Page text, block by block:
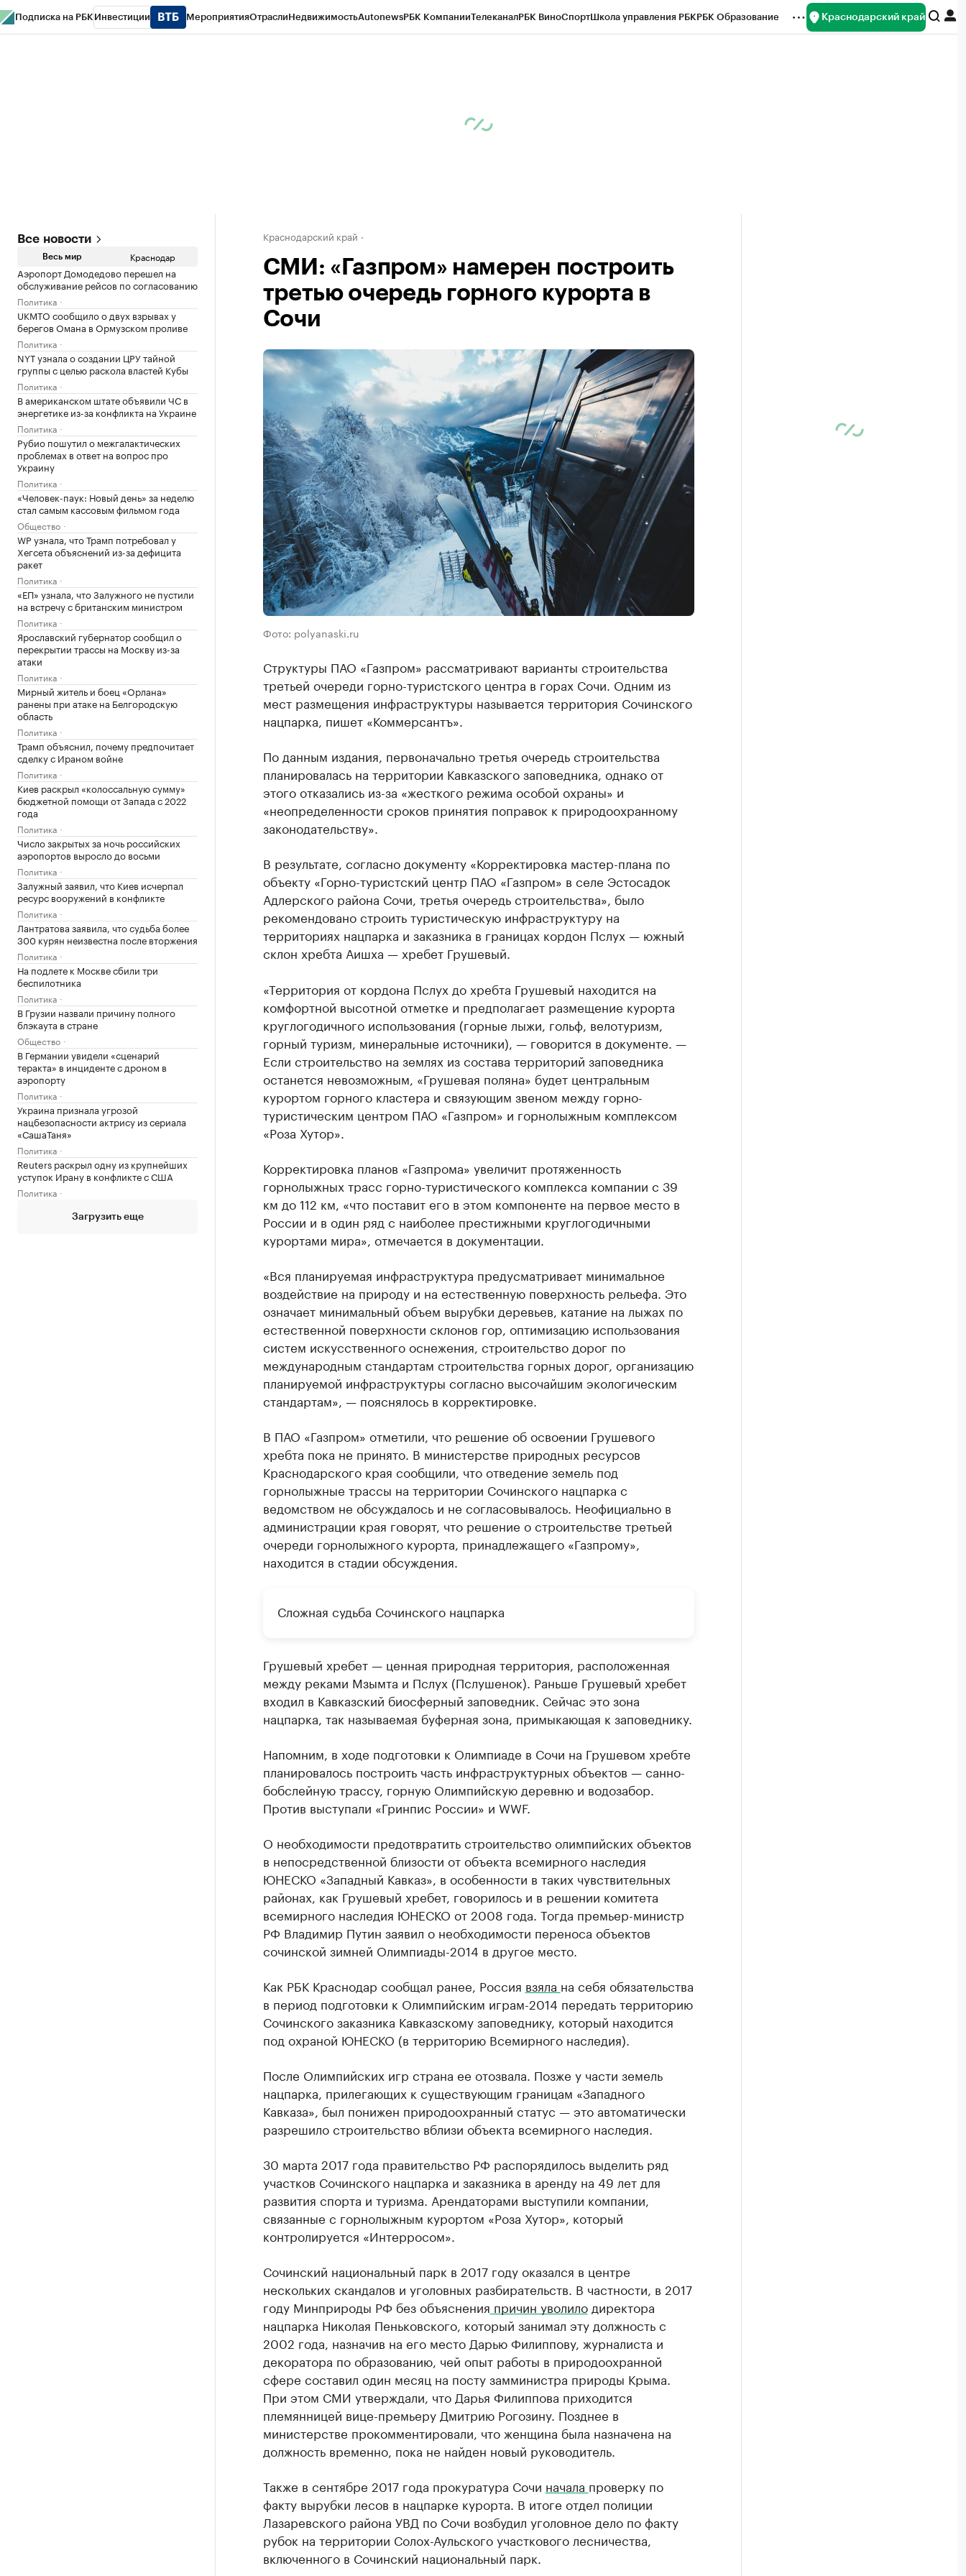
Подписка на РБК Инвестиции МероприятияОтраслиНедвижимостьAutonewsРБК КомпанииТелеканалРБК ВиноСпортШкола управления РБКРБК Образование Краснодарский край
Все новости
Весь мир Краснодар
Аэропорт Домодедово перешел на
обслуживание рейсов по согласованию
Политика
UKMTO сообщило о двух взрывах у
берегов Омана в Ормузском проливе
Политика
NYT узнала о создании ЦРУ тайной
группы с целью раскола властей Кубы
Политика
В американском штате объявили ЧС в
энергетике из-за конфликта на Украине
Политика
Рубио пошутил о межгалактических
проблемах в ответ на вопрос про
Украину
Политика
«Человек-паук: Новый день» за неделю
стал самым кассовым фильмом года
Общество
WP узнала, что Трамп потребовал у
Хегсета объяснений из-за дефицита
ракет
Политика
«ЕП» узнала, что Залужного не пустили
на встречу с британским министром
Политика
Ярославский губернатор сообщил о
перекрытии трассы на Москву из-за
атаки
Политика
Мирный житель и боец «Орлана»
ранены при атаке на Белгородскую
область
Политика
Трамп объяснил, почему предпочитает
сделку с Ираном войне
Политика
Киев раскрыл «колоссальную сумму»
бюджетной помощи от Запада с 2022
года
Политика
Число закрытых за ночь российских
аэропортов выросло до восьми
Политика
Залужный заявил, что Киев исчерпал
ресурс вооружений в конфликте
Политика
Лантратова заявила, что судьба более
300 курян неизвестна после вторжения
Политика
На подлете к Москве сбили три
беспилотника
Политика
В Грузии назвали причину полного
блэкаута в стране
Общество
В Германии увидели «сценарий
теракта» в инциденте с дроном в
аэропорту
Политика
Украина признала угрозой
нацбезопасности актрису из сериала
«СашаТаня»
Политика
Reuters раскрыл одну из крупнейших
уступок Ирану в конфликте с США
Политика
Загрузить еще
Краснодарский край
СМИ: «Газпром» намерен построить
третью очередь горного курорта в
Сочи
Фото: polyanaski.ru
Структуры ПАО «Газпром» рассматривают варианты строительства
третьей очереди горно-туристского центра в горах Сочи. Одним из
мест размещения инфраструктуры называется территория Сочинского
нацпарка, пишет «Коммерсантъ».
По данным издания, первоначально третья очередь строительства
планировалась на территории Кавказского заповедника, однако от
этого отказались из-за «жесткого режима особой охраны» и
«неопределенности сроков принятия поправок к природоохранному
законодательству».
В результате, согласно документу «Корректировка мастер-плана по
объекту «Горно-туристский центр ПАО «Газпром» в селе Эстосадок
Адлерского района Сочи, третья очередь строительства», было
рекомендовано строить туристическую инфраструктуру на
территориях нацпарка и заказника в границах кордон Пслух — южный
склон хребта Аишха — хребет Грушевый.
«Территория от кордона Пслух до хребта Грушевый находится на
комфортной высотной отметке и предполагает размещение курорта
круглогодичного использования (горные лыжи, гольф, велотуризм,
горный туризм, минеральные источники), — говорится в документе. —
Если строительство на землях из состава территорий заповедника
останется невозможным, «Грушевая поляна» будет центральным
курортом горного кластера и связующим звеном между горно-
туристическим центром ПАО «Газпром» и горнолыжным комплексом
«Роза Хутор».
Корректировка планов «Газпрома» увеличит протяженность
горнолыжных трасс горно-туристического комплекса компании с 39
км до 112 км, «что поставит его в этом компоненте на первое место в
России и в один ряд с наиболее престижными круглогодичными
курортами мира», отмечается в документации.
«Вся планируемая инфраструктура предусматривает минимальное
воздействие на природу и на естественную поверхность рельефа. Это
означает минимальный объем вырубки деревьев, катание на лыжах по
естественной поверхности склонов гор, оптимизацию использования
систем искусственного оснежения, строительство дорог по
международным стандартам строительства горных дорог, организацию
планируемой инфраструктуры согласно высочайшим экологическим
стандартам», — пояснялось в корректировке.
В ПАО «Газпром» отметили, что решение об освоении Грушевого
хребта пока не принято. В министерстве природных ресурсов
Краснодарского края сообщили, что отведение земель под
горнолыжные трассы на территории Сочинского нацпарка с
ведомством не обсуждалось и не согласовывалось. Неофициально в
администрации края говорят, что решение о строительстве третьей
очереди горнолыжного курорта, принадлежащего «Газпрому»,
находится в стадии обсуждения.
Сложная судьба Сочинского нацпарка
Грушевый хребет — ценная природная территория, расположенная
между реками Мзымта и Пслух (Пслушенок). Раньше Грушевый хребет
входил в Кавказский биосферный заповедник. Сейчас это зона
нацпарка, так называемая буферная зона, примыкающая к заповеднику.
Напомним, в ходе подготовки к Олимпиаде в Сочи на Грушевом хребте
планировалось построить часть инфраструктурных объектов — санно-
бобслейную трассу, горную Олимпийскую деревню и водозабор.
Против выступали «Гринпис России» и WWF.
О необходимости предотвратить строительство олимпийских объектов
в непосредственной близости от объекта всемирного наследия
ЮНЕСКО «Западный Кавказ», в особенности в таких чувствительных
районах, как Грушевый хребет, говорилось и в решении комитета
всемирного наследия ЮНЕСКО от 2008 года. Тогда премьер-министр
РФ Владимир Путин заявил о необходимости переноса объектов
сочинской зимней Олимпиады-2014 в другое место.
Как РБК Краснодар сообщал ранее, Россия взяла на себя обязательства
в период подготовки к Олимпийским играм-2014 передать территорию
Сочинского заказника Кавказскому заповеднику, который находится
под охраной ЮНЕСКО (в территорию Всемирного наследия).
После Олимпийских игр страна ее отозвала. Позже у части земель
нацпарка, прилегающих к существующим границам «Западного
Кавказа», был понижен природоохранный статус — это автоматически
разрешило строительство вблизи объекта всемирного наследия.
30 марта 2017 года правительство РФ распорядилось выделить ряд
участков Сочинского нацпарка и заказника в аренду на 49 лет для
развития спорта и туризма. Арендаторами выступили компании,
связанные с горнолыжным курортом «Роза Хутор», который
контролируется «Интерросом».
Сочинский национальный парк в 2017 году оказался в центре
нескольких скандалов и уголовных разбирательств. В частности, в 2017
году Минприроды РФ без объяснения причин уволилодиректора
нацпарка Николая Пеньковского, который занимал эту должность с
2002 года, назначив на его место Дарью Филиппову, журналиста и
декоратора по образованию, чей опыт работы в природоохранной
сфере составил один месяц на посту замминистра природы Крыма.
При этом СМИ утверждали, что Дарья Филиппова приходится
племянницей вице-премьеру Дмитрию Рогозину. Позднее в
министерстве прокомментировали, что женщина была назначена на
должность временно, пока не найден новый руководитель.
Также в сентябре 2017 года прокуратура Сочи начала проверку по
факту вырубки лесов в нацпарке курорта. В итоге отдел полиции
Лазаревского района УВД по Сочи возбудил уголовное дело по факту
рубок на территории Солох-Аульского участкового лесничества,
включенного в Сочинский национальный парк.